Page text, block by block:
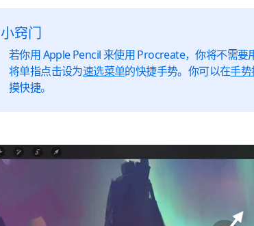
小窍门
若你用 Apple Pencil 来使用 Procreate，你将不需
将单指点击设为速选菜单的快捷手势。你可以在手
摸快捷。